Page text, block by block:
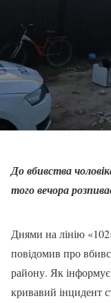
До вбивства
того вечора
Днями на лінію
повідомив про
району. Як інформує
кривавий інцидент